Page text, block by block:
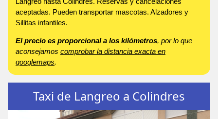
aceptadas. Pueden transportar mascotas. Alzadores y
Sillitas infantiles.
El precio es proporcional a los kilómetros, por lo que
aconsejamos comprobar la distancia exacta en
googlemaps.
Taxi de Langreo a Colindres